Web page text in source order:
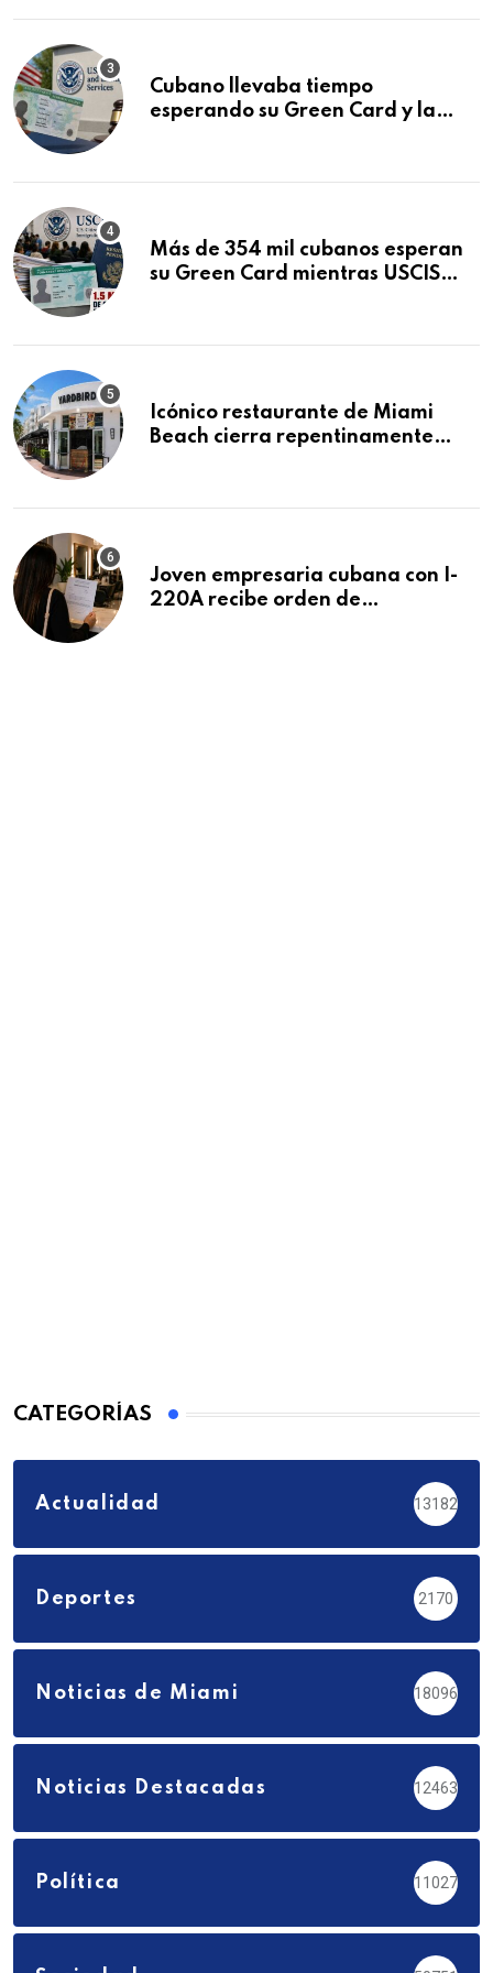
Cubano llevaba tiempo
esperando su Green Card y la
Más de 354 mil cubanos esperan
su Green Card mientras USCIS
Icónico restaurante de Miami
Beach cierra repentinamente
Joven empresaria cubana con I-
220A recibe orden de
CATEGORÍAS
Actualidad 13182
Deportes 2170
Noticias de Miami 18096
Noticias Destacadas 12463
Política 11027